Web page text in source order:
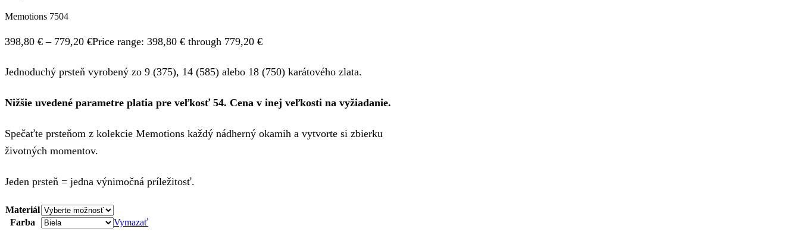
Memotions 7504
398,80 € – 779,20 €Price range: 398,80 € through 779,20 €
Jednoduchý prsteň vyrobený zo 9 (375), 14 (585) alebo 18 (750) karátového zlata.
Nižšie uvedené parametre platia pre veľkosť 54. Cena v inej veľkosti na vyžiadanie.
Spečaťte prsteňom z kolekcie Memotions každý nádherný okamih a vytvorte si zbierku
životných momentov.
Jeden prsteň = jedna výnimočná príležitosť.
Materiál
Farba
Vymazať